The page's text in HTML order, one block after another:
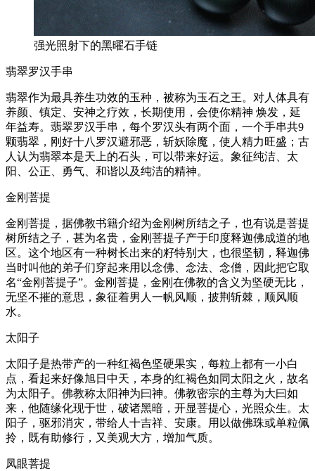
强光照射下的黑曜石手链
翡翠罗汉手串
翡翠作为最具养生功效的玉种，被称为玉石之王。对人体具有
养颜、镇定、安神之疗效，长期使用，会使你精神 焕发，延
年益寿。翡翠罗汉手串，每个罗汉头有两个面，一个手串共9
颗翡翠，刚好十八罗汉避邪恶，斩妖除魔，使人精力旺盛；古
人认为翡翠本是天上的石头，可以带来好运。象征纯洁、太
阳、公正、勇气、和谐以及纯洁的精神。
金刚菩提
金刚菩提，据佛教书籍介绍为金刚树所结之子，也有说是菩提
树所结之子，甚为名贵，金刚菩提子产于印度释迦佛成道的地
区。这个地区有一种树长出来的籽特别大，也很坚韧，释迦佛
当时叫他的弟子们穿起来用以念佛、念法、念僧，因此把它取
名“金刚菩提子”。金刚菩提，金刚在佛教的含义为坚硬无比，
无坚不摧的意思，象征着男人一帆风顺，披荆斩棘，顺风顺
水。
太阳子
太阳子是热带产的一种红褐色坚硬果实，每粒上都有一小白
点，看起来好像旭日中天，本身的红褐色如同太阳之火，故名
为太阳子。佛教称太阳神为曰神。佛教密宗的主尊为大曰如
来，他随缘化现于世，破诸黑暗，开显菩提心，光照众生。太
阳子，驱邪消灾，带给人十吉祥、安康。用以做佛珠或单粒佩
拎，既有助修行，又美观大方，增加气质。
凤眼菩提